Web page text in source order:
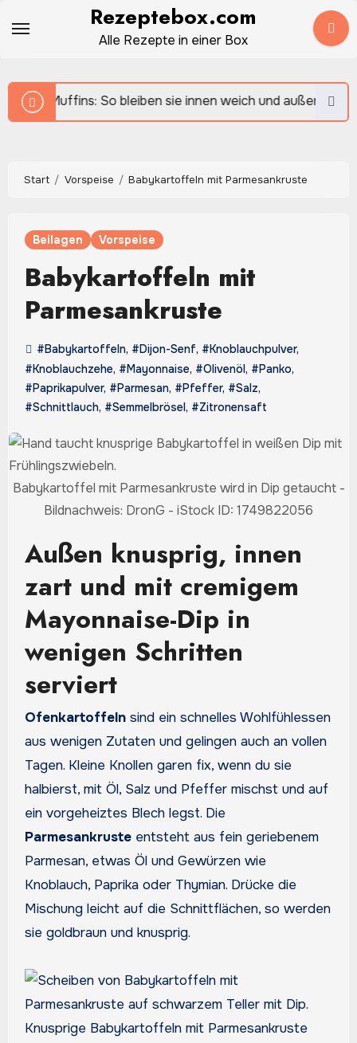
Inhalt
Rezeptebox.com
Alle Rezepte in einer Box
So bleiben sie innen weich und außen leicht goldbraun
Start Vorspeise Babykartoffeln mit Parmesankruste
Beilagen Vorspeise
Babykartoffeln mit
Parmesankruste
#Babykartoffeln, #Dijon-Senf, #Knoblauchpulver,
#Knoblauchzehe, #Mayonnaise, #Olivenöl, #Panko,
#Paprikapulver, #Parmesan, #Pfeffer, #Salz,
#Schnittlauch, #Semmelbrösel, #Zitronensaft
Babykartoffel mit Parmesankruste wird in Dip getaucht -
Bildnachweis: DronG - iStock ID: 1749822056
Außen knusprig, innen
zart und mit cremigem
Mayonnaise-Dip in
wenigen Schritten
serviert
Ofenkartoffelnsind ein schnelles Wohlfühlessen
aus wenigen Zutaten und gelingen auch an vollen
Tagen. Kleine Knollen garen fix, wenn du sie
halbierst, mit Öl, Salz und Pfeffer mischst und auf
ein vorgeheiztes Blech legst. Die
Parmesankrusteentsteht aus fein geriebenem
Parmesan, etwas Öl und Gewürzen wie
Knoblauch, Paprika oder Thymian. Drücke die
Mischung leicht auf die Schnittflächen, so werden
sie goldbraun und knusprig.
Knusprige Babykartoffeln mit Parmesankruste